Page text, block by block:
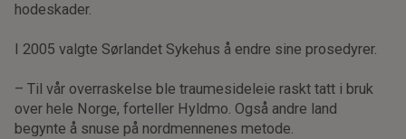
hodeskader.
I 2005 valgte Sørlandet Sykehus å endre sine prosedyrer.
– Til vår overraskelse ble traumesideleie raskt tatt i bruk
over hele Norge, forteller Hyldmo. Også andre land
begynte å snuse på nordmennenes metode.